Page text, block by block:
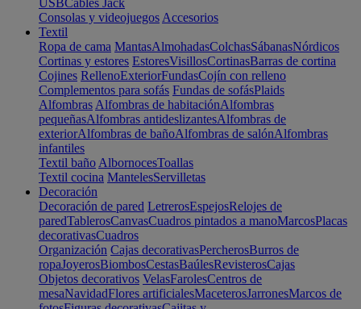
USBCables Jack
Consolas y videojuegos Accesorios
Textil
Ropa de cama MantasAlmohadasColchasSábanasNórdicos
Cortinas y estores EstoresVisillosCortinasBarras de cortina
Cojines RellenoExteriorFundasCojín con relleno
Complementos para sofás Fundas de sofásPlaids
Alfombras Alfombras de habitaciónAlfombras
pequeñasAlfombras antideslizantesAlfombras de
exteriorAlfombras de bañoAlfombras de salónAlfombras
infantiles
Textil baño AlbornocesToallas
Textil cocina MantelesServilletas
Decoración
Decoración de pared LetrerosEspejosRelojes de
paredTablerosCanvasCuadros pintados a manoMarcosPlacas
decorativasCuadros
Organización Cajas decorativasPercherosBurros de
ropaJoyerosBiombosCestasBaúlesRevisterosCajas
Objetos decorativos VelasFarolesCentros de
mesaNavidadFlores artificialesMaceterosJarronesMarcos de